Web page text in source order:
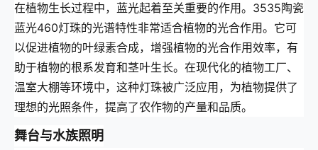
在植物生长过程中，蓝光起着至关重要的作用。3535陶瓷
蓝光460灯珠的光谱特性非常适合植物的光合作用。它可
以促进植物的叶绿素合成，增强植物的光合作用效率，有
助于植物的根系发育和茎叶生长。在现代化的植物工厂、
温室大棚等环境中，这种灯珠被广泛应用，为植物提供了
理想的光照条件，提高了农作物的产量和品质。
舞台与水族照明